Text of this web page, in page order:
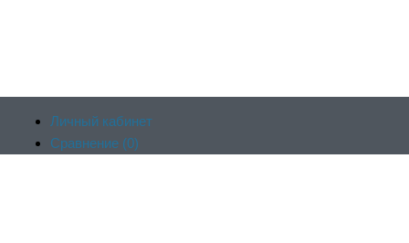
Личный кабинет
Сравнение (0)